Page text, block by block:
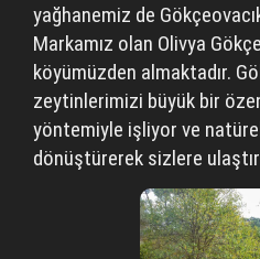
yağhanemiz de
Markamız olan Olivya
köyümüzden almaktadır.
zeytinlerimizi büyük bir
yöntemiyle işliyor ve
dönüştürerek sizlere